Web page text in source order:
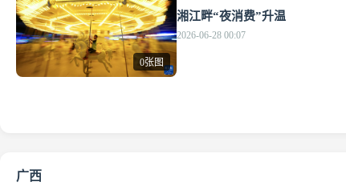
0张图
湘江畔“夜消费”升温
2026-06-28 00:07
广西